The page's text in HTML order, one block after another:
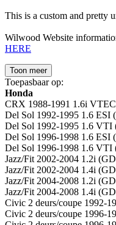
This is a custom and
Wilwood Website
HERE
Toon meer
Toepasbaar op:
Honda
CRX 1988-1991 1.6i
Del Sol 1992-1995 1.6 ESI
Del Sol 1992-1995 1.6 VTI
Del Sol 1996-1998 1.6 ESI
Del Sol 1996-1998 1.6 VTI
Jazz/Fit 2002-2004 1.2i
Jazz/Fit 2002-2004 1.4i
Jazz/Fit 2004-2008 1.2i
Jazz/Fit 2004-2008 1.4i
Civic 2 deurs/coupe 1992-
Civic 2 deurs/coupe 1996-